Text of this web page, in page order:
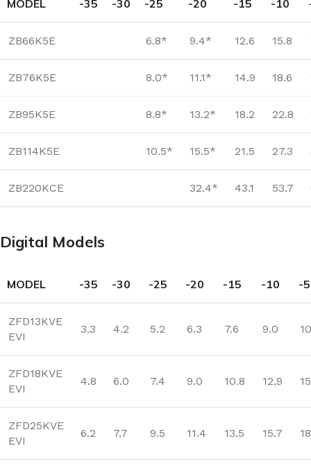
MODEL -35 -30 -25 -20 -15 -10
ZB66K5E 6.8* 9.4* 12.6 15.8
ZB76K5E 8.0* 11.1* 14.9 18.6
ZB95K5E 8.8* 13.2* 18.2 22.8
ZB114K5E 10.5* 15.5* 21.5 27.3
ZB220KCE 32.4* 43.1 53.7
Digital Models
MODEL -35 -30 -25 -20 -15 -10 -5
ZFD13KVE
EVI
3.3 4.2 5.2 6.3 7.6 9.0
ZFD18KVE
EVI
4.8 6.0 7.4 9.0 10.8 12.9
ZFD25KVE
EVI
6.2 7.7 9.5 11.4 13.5 15.7